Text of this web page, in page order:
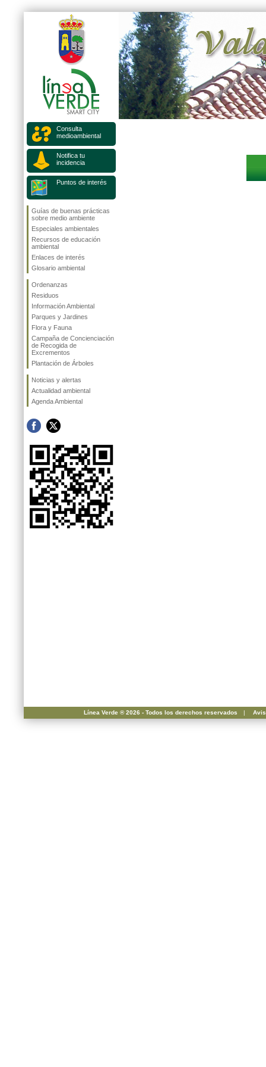
Consulta
medioambiental
Notifica tu
incidencia
Puntos de interés
Guías de buenas prácticas
sobre medio ambiente
Especiales ambientales
Recursos de educación
ambiental
Enlaces de interés
Glosario ambiental
Ordenanzas
Residuos
Información Ambiental
Parques y Jardines
Flora y Fauna
Campaña de Concienciación
de Recogida de
Excrementos
Plantación de Árboles
Noticias y alertas
Actualidad ambiental
Agenda Ambiental
Línea Verde ® 2026 - Todos los derechos reservados |